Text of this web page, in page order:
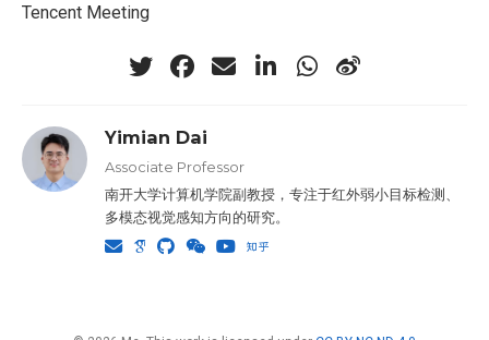
Tencent Meeting
Yimian Dai
Associate Professor
南开大学计算机学院副教授，专注于红外弱小目标检测、
多模态视觉感知方向的研究。